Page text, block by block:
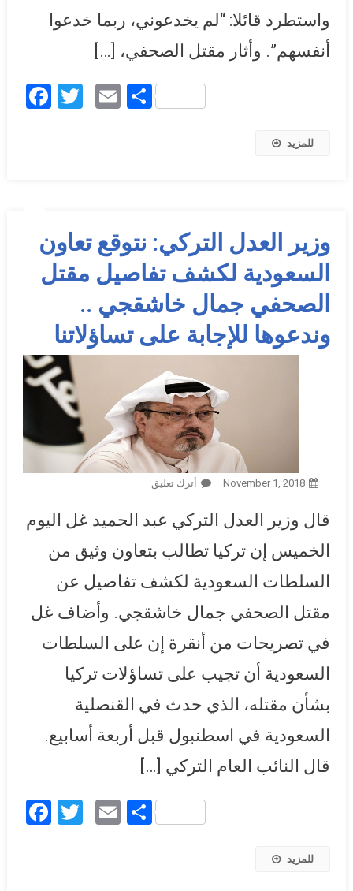
واستطرد قائلا: “لم يخدعوني، ربما خدعوا
أنفسهم”. وأثار مقتل الصحفي، […]
Facebook
Twitter
EmailShare
للمزيد
وزير العدل التركي: نتوقع تعاون
السعودية لكشف تفاصيل مقتل
الصحفي جمال خاشقجي ..
وندعوها للإجابة على تساؤلاتنا
November 1, 2018 أترك تعليق
مقتل الصحفي جمال خاشقجي
قال وزير العدل التركي عبد الحميد غل اليوم
الخميس إن تركيا تطالب بتعاون وثيق من
السلطات السعودية لكشف تفاصيل عن
مقتل الصحفي جمال خاشقجي. وأضاف غل
في تصريحات من أنقرة إن على السلطات
السعودية أن تجيب على تساؤلات تركيا
بشأن مقتله، الذي حدث في القنصلية
السعودية في اسطنبول قبل أربعة أسابيع.
قال النائب العام التركي […]
Facebook
Twitter
EmailShare
للمزيد